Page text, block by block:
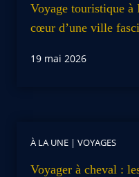
Voyage touristique à
cœur d’une ville
19 mai 2026
À LA UNE | VOYAGES
Voyager à cheval :